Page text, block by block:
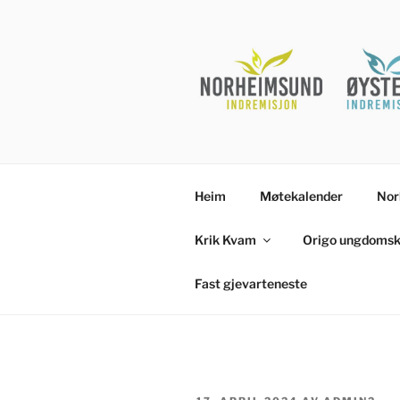
Heim Møtekalender
Krik Kvam Origo
Fast gjevarteneste